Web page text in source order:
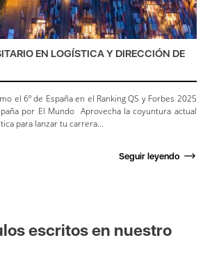
EN LOGÍSTICA Y DIRECCIÓN DE
el 6º de España en el Ranking QS y Forbes 2025
por El Mundo Aprovecha la coyuntura actual
para lanzar tu carrera...
Seguir leyendo
escritos en nuestro